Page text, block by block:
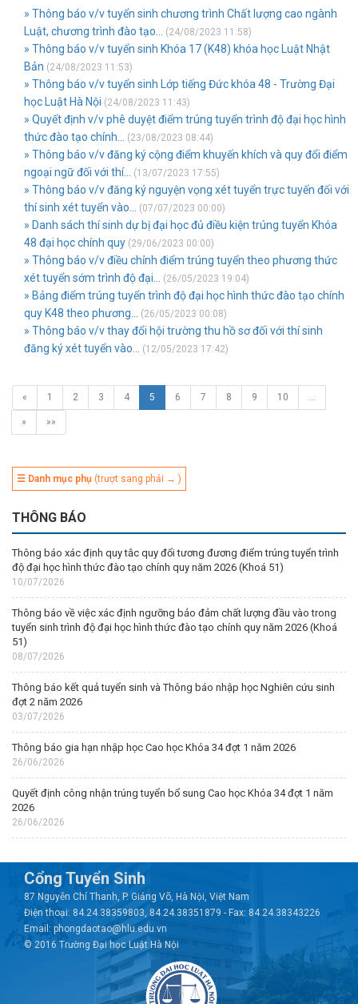
» Thông báo v/v tuyển sinh chương trình Chất lượng cao ngành
Luật, chương trình đào tạo...
(24/08/2023 11:58)
» Thông báo v/v tuyển sinh Khóa 17 (K48) khóa học Luật Nhật
Bản (24/08/2023 11:53)
» Thông báo v/v tuyển sinh Lớp tiếng Đức khóa 48 - Trường Đại
học Luật Hà Nội (24/08/2023 11:43)
» Quyết định v/v phê duyệt điểm trúng tuyển trình độ đại học hình
thức đào tạo chính...
(23/08/2023 08:44)
» Thông báo v/v đăng ký cộng điểm khuyến khích và quy đổi điểm
ngoại ngữ đối với thí...
(13/07/2023 17:55)
» Thông báo v/v đăng ký nguyện vọng xét tuyển trực tuyến đối với
thí sinh xét tuyển vào...
(07/07/2023 00:00)
» Danh sách thí sinh dự bị đại học đủ điều kiện trúng tuyển Khóa
48 đại học chính quy (29/06/2023 00:00)
» Thông báo v/v điều chỉnh điểm trúng tuyển theo phương thức
xét tuyển sớm trình độ đại...
(26/05/2023 19:04)
» Bảng điểm trúng tuyển trình độ đại học hình thức đào tạo chính
quy K48 theo phương...
(26/05/2023 00:08)
» Thông báo v/v thay đổi hội trường thu hồ sơ đối với thí sinh
đăng ký xét tuyển vào...
(12/05/2023 17:42)
« 1 2 3 4 5 6 7 8 9 10 …
» »»
☰ Danh mục phụ (trượt sang phải → )
THÔNG BÁO
Thông báo xác định quy tắc quy đổi tương đương điểm trúng tuyển trình
độ đại học hình thức đào tạo chính quy năm 2026 (Khoá 51)
10/07/2026
Thông báo về việc xác định ngưỡng bảo đảm chất lượng đầu vào trong
tuyển sinh trình độ đại học hình thức đào tạo chính quy năm 2026 (Khoá
51)
08/07/2026
Thông báo kết quả tuyển sinh và Thông báo nhập học Nghiên cứu sinh
đợt 2 năm 2026
03/07/2026
Thông báo gia hạn nhập học Cao học Khóa 34 đợt 1 năm 2026
26/06/2026
Quyết định công nhận trúng tuyển bổ sung Cao học Khóa 34 đợt 1 năm
2026
26/06/2026
Cổng Tuyển Sinh
87 Nguyễn Chí Thanh, P. Giảng Võ, Hà Nội, Việt Nam
Điện thoại: 84.24.38359803, 84.24.38351879 - Fax: 84.24.38343226
Email: phongdaotao@hlu.edu.vn
© 2016 Trường Đại học Luật Hà Nội